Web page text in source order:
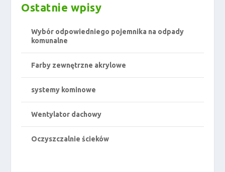
Ostatnie wpisy
Wybór odpowiedniego pojemnika na odpady
komunalne
Farby zewnętrzne akrylowe
systemy kominowe
Wentylator dachowy
Oczyszczalnie ścieków